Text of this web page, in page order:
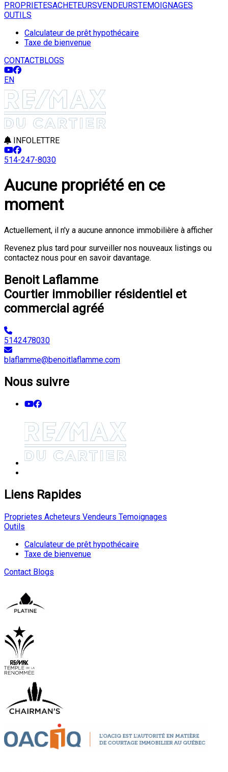
PROPRIETESACHETEURSVENDEURSTEMOIGNAGES
OUTILS
Calculateur de prêt hypothécaire
Taxe de bienvenue
CONTACTBLOGS
EN
INFOLETTRE
514-247-8030
Aucune propriété en ce
moment
Actuellement, il n'y a aucune annonce immobilière à afficher
Revenez plus tard pour surveiller nos nouveaux listings ou
contactez nous pour en savoir davantage.
Benoit Laflamme
Courtier immobilier résidentiel et
commercial agréé
5142478030
blaflamme@benoitlaflamme.com
Nous suivre
Liens Rapides
Proprietes Acheteurs Vendeurs Temoignages
Outils
Calculateur de prêt hypothécaire
Taxe de bienvenue
Contact Blogs